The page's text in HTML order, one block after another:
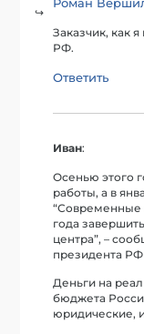
Заказчик, как
РФ.
Ответить
Иван:
Осенью этого
работы, а в
“Современные
года
центра”, –
президента
Деньги на
бюджета
юридические,